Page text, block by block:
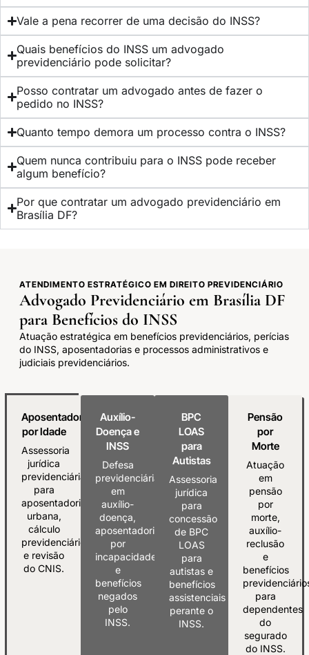
Vale a pena recorrer de uma decisão do INSS?
Quais benefícios do INSS um advogado
previdenciário pode solicitar?
Posso contratar um advogado antes de fazer o
pedido no INSS?
Quanto tempo demora um processo contra o INSS?
Quem nunca contribuiu para o INSS pode receber
algum benefício?
Por que contratar um advogado previdenciário em
Brasília DF?
ATENDIMENTO ESTRATÉGICO EM DIREITO PREVIDENCIÁRIO
Advogado Previdenciário em Brasília DF
para Benefícios do INSS
Atuação estratégica em benefícios previdenciários, perícias
do INSS, aposentadorias e processos administrativos e
judiciais previdenciários.
Aposentadoria
por Idade
Assessoria
jurídica
previdenciária
para
aposentadoria
urbana,
cálculo
previdenciário
e revisão
do CNIS.
Auxílio-
Doença e
INSS
Defesa
previdenciária
em
auxílio-
doença,
aposentadoria
por
incapacidade
e
benefícios
negados
pelo
INSS.
BPC
LOAS
para
Autistas
Assessoria
jurídica
para
concessão
de BPC
LOAS
para
autistas e
benefícios
assistenciais
perante o
INSS.
Pensão
por
Morte
Atuação
em
pensão
por
morte,
auxílio-
reclusão
e
benefícios
para
dependentes
do
segurado
do INSS.